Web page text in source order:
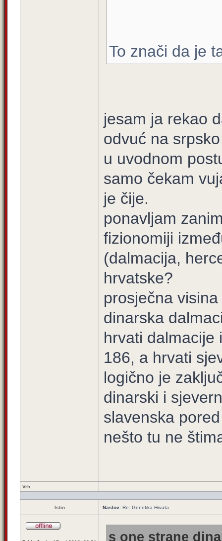
To znači da je
jesam ja rekao
odvuć na
u uvodnom
samo čekam
je čije.
ponavljam
fizionomiji
(dalmacija,
hrvatske?
prosječna
dinarska
hrvati dalmacije
186, a hrvati
logično je
dinarski i
slavenska
nešto tu ne
Vrh
Istin Naslov: Re: Genetika Hrvata
s one strane